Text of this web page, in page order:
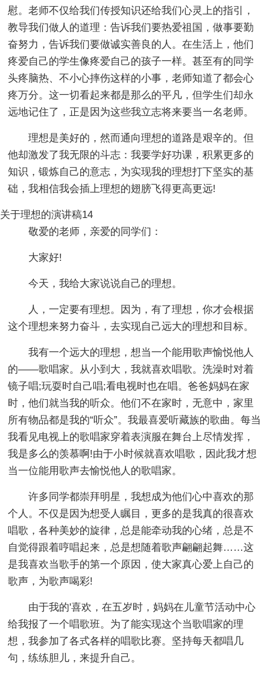
慰。老师不仅给我们传授知识还给我们心灵上的指引，
教导我们做人的道理：告诉我们要热爱祖国，做事要勤
奋努力，告诉我们要做诚实善良的人。在生活上，他们
疼爱自己的学生像疼爱自己的孩子一样。甚至有的同学
头疼脑热、不小心摔伤这样的小事，老师知道了都会心
疼万分。这一切看起来都是那么的平凡，但学生们却永
远地记住了，正是因为这些我立志将来要当一名老师。
理想是美好的，然而通向理想的道路是艰辛的。但
他却激发了我无限的斗志：我要学好功课，积累更多的
知识，锻炼自己的意志，为实现我的理想打下坚实的基
础，我相信我会插上理想的翅膀飞得更高更远!
关于理想的演讲稿14
敬爱的老师，亲爱的同学们：
大家好!
今天，我给大家说说自己的理想。
人，一定要有理想。因为，有了理想，你才会根据
这个理想来努力奋斗，去实现自己远大的理想和目标。
我有一个远大的理想，想当一个能用歌声愉悦他人
的——歌唱家。从小到大，我就喜欢唱歌。洗澡时对着
镜子唱;玩耍时自己唱;看电视时也在唱。爸爸妈妈在家
时，他们就当我的听众。他们不在家时，无意中，家里
所有物品都是我的“听众”。我最喜爱听藏族的歌曲。每当
我看见电视上的歌唱家穿着表演服在舞台上尽情发挥，
我是多么的羡慕啊!由于小时候就喜欢唱歌，因此我才想
当一位能用歌声去愉悦他人的歌唱家。
许多同学都崇拜明星，我想成为他们心中喜欢的那
个人。不仅是因为想受人瞩目，更多的是我真的很喜欢
唱歌，各种美妙的旋律，总是能牵动我的心绪，总是不
自觉得跟着哼唱起来，总是想随着歌声翩翩起舞……这
是我喜欢当歌手的第一个原因，使大家真心爱上自己的
歌声，为歌声喝彩!
由于我的'喜欢，在五岁时，妈妈在儿童节活动中心
给我报了一个唱歌班。为了能实现这个当歌唱家的理
想，我参加了各式各样的唱歌比赛。坚持每天都唱几
句，练练胆儿，来提升自己。